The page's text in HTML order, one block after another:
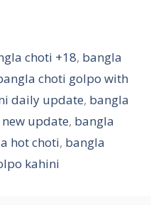
choti +18, bangla
choti golpo with
daily update, bangla
update, bangla
hot choti, bangla
kahini